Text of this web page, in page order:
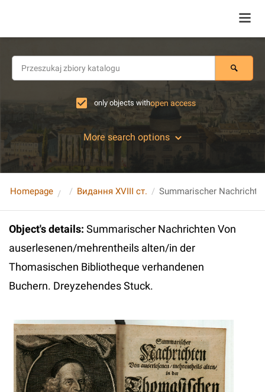
only objects withopen access
More search options
Homepage Видання XVIII ст.
Object's details: Summarischer Nachrichten Von
auserlesenen/mehrentheils alten/in der
Thomasischen Bibliotheque verhandenen
Buchern. Dreyzehendes Stuck.